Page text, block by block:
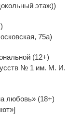
этаж))
75а)
(12+)
№ 1 им. М. И.
любовь» (18+)